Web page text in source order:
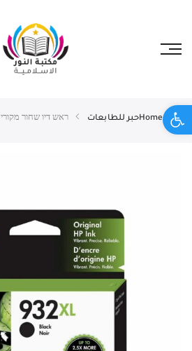
Open toolbar
Homeحبر للطابعات ראש דיו שחור מקורי HP 932XL –